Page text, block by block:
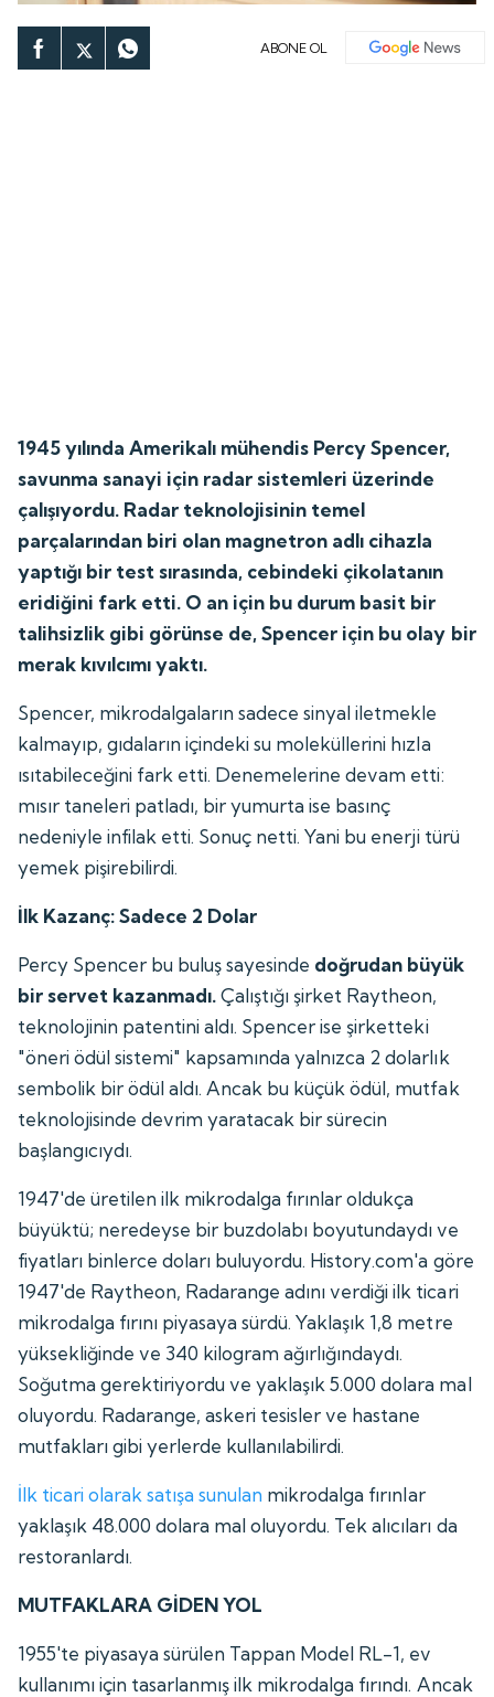
ABONE OL
1945 yılında Amerikalı mühendis Percy Spencer,
savunma sanayi için radar sistemleri üzerinde
çalışıyordu. Radar teknolojisinin temel
parçalarından biri olan magnetron adlı cihazla
yaptığı bir test sırasında, cebindeki çikolatanın
eridiğini fark etti. O an için bu durum basit bir
talihsizlik gibi görünse de, Spencer için bu olay bir
merak kıvılcımı yaktı.
Spencer, mikrodalgaların sadece sinyal iletmekle
kalmayıp, gıdaların içindeki su moleküllerini hızla
ısıtabileceğini fark etti. Denemelerine devam etti:
mısır taneleri patladı, bir yumurta ise basınç
nedeniyle infilak etti. Sonuç netti. Yani bu enerji türü
yemek pişirebilirdi.
İlk Kazanç: Sadece 2 Dolar
Percy Spencer bu buluş sayesinde doğrudan büyük
bir servet kazanmadı.Çalıştığı şirket Raytheon,
teknolojinin patentini aldı. Spencer ise şirketteki
"öneri ödül sistemi" kapsamında yalnızca 2 dolarlık
sembolik bir ödül aldı. Ancak bu küçük ödül, mutfak
teknolojisinde devrim yaratacak bir sürecin
başlangıcıydı.
1947'de üretilen ilk mikrodalga fırınlar oldukça
büyüktü; neredeyse bir buzdolabı boyutundaydı ve
fiyatları binlerce doları buluyordu. History.com'a göre
1947'de Raytheon, Radarange adını verdiği ilk ticari
mikrodalga fırını piyasaya sürdü. Yaklaşık 1,8 metre
yüksekliğinde ve 340 kilogram ağırlığındaydı.
Soğutma gerektiriyordu ve yaklaşık 5.000 dolara mal
oluyordu. Radarange, askeri tesisler ve hastane
mutfakları gibi yerlerde kullanılabilirdi.
İlk ticari olarak satışa sunulan mikrodalga fırınlar
yaklaşık 48.000 dolara mal oluyordu. Tek alıcıları da
restoranlardı.
MUTFAKLARA GİDEN YOL
1955'te piyasaya sürülen Tappan Model RL-1, ev
kullanımı için tasarlanmış ilk mikrodalga fırındı. Ancak